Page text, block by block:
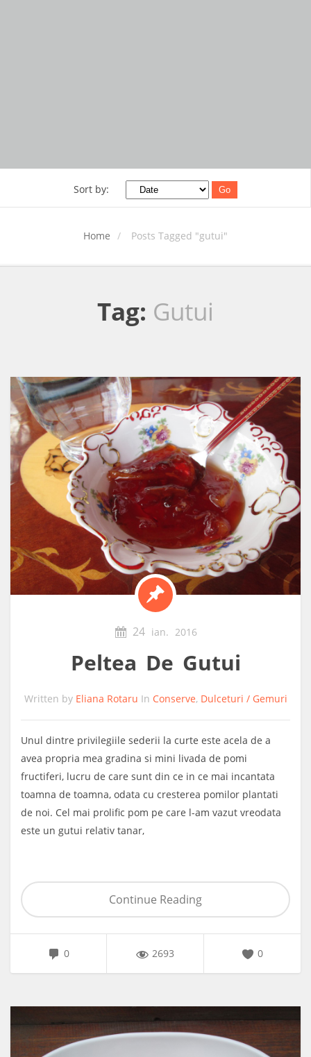
Sort by: Go
Home Posts Tagged "gutui"
Tag: Gutui
Peltea De Gutui
Written by Eliana Rotaru In Conserve, Dulceturi / Gemuri
Unul dintre privilegiile sederii la curte este acela de a
avea propria mea gradina si mini livada de pomi
fructiferi, lucru de care sunt din ce in ce mai incantata
toamna de toamna, odata cu cresterea pomilor plantati
de noi. Cel mai prolific pom pe care l-am vazut vreodata
este un gutui relativ tanar,
24 ian. 2016
0 2693 0
Continue Reading